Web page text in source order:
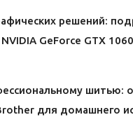
решений:
GeForce GTX
шитью:
для домашнего